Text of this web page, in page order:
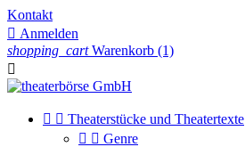
Kontakt
 Anmelden
shopping_cart Warenkorb (1)

  Theaterstücke und Theatertexte
  Genre